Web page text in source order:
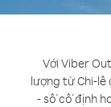
Với Viber
lượng từ Chi-
- số cố định